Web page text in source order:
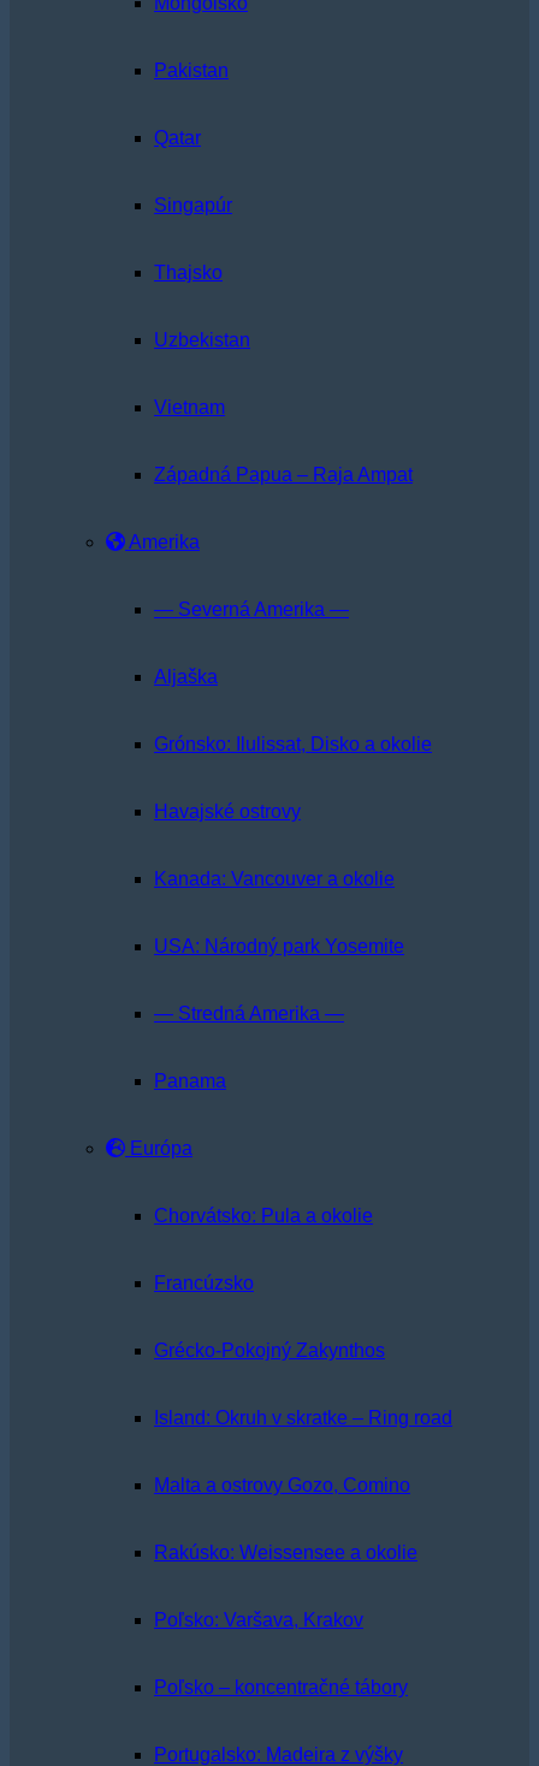
Pakistan
Qatar
Singapúr
Thajsko
Uzbekistan
Vietnam
Západná Papua – Raja Ampat
Amerika
— Severná Amerika —
Aljaška
Grónsko: Ilulissat, Disko a okolie
Havajské ostrovy
Kanada: Vancouver a okolie
USA: Národný park Yosemite
— Stredná Amerika —
Panama
Európa
Chorvátsko: Pula a okolie
Francúzsko
Grécko-Pokojný Zakynthos
Island: Okruh v skratke – Ring road
Malta a ostrovy Gozo, Comino
Rakúsko: Weissensee a okolie
Poľsko: Varšava, Krakov
Poľsko – koncentračné tábory
Portugalsko: Madeira z výšky